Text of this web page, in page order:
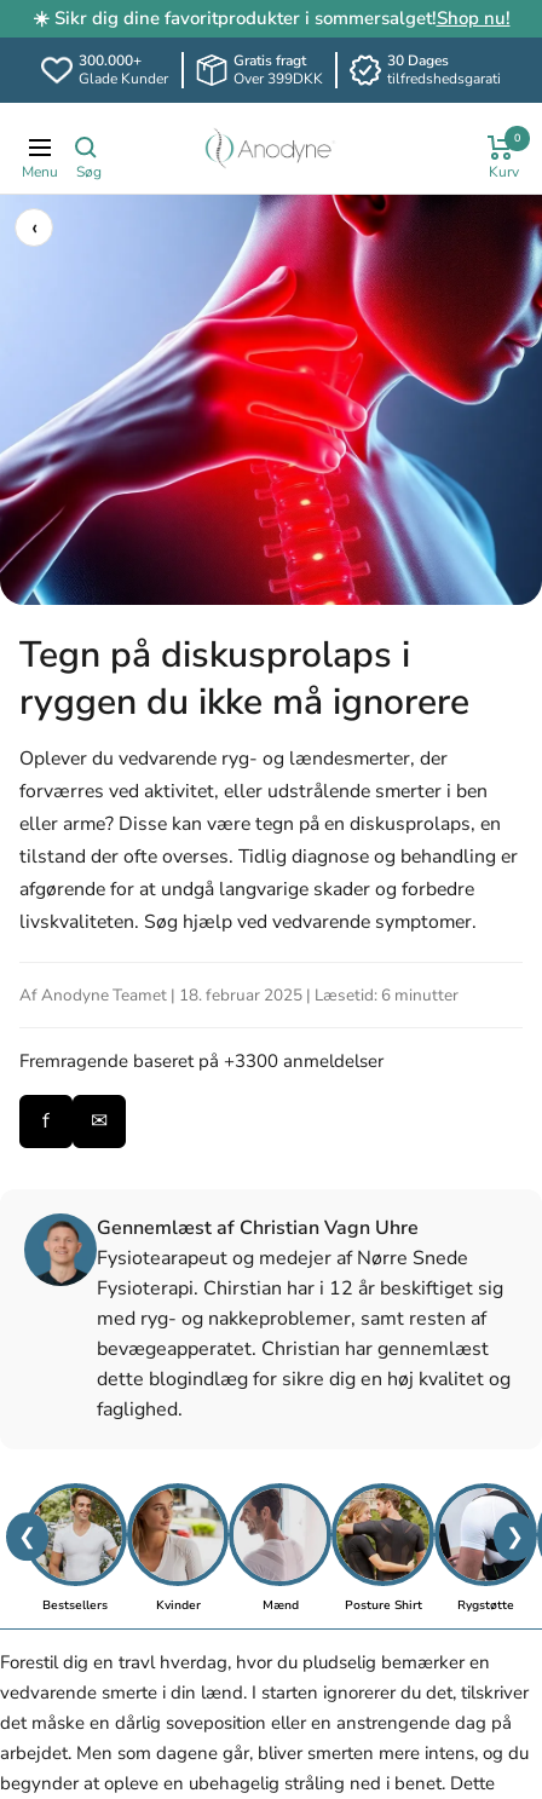
☀️ Sikr dig dine favoritprodukter i sommersalget!Shop nu!
300.000+
Glade Kunder
Gratis fragt
Over 399DKK
30 Dages
tilfredshedsgarati
indhold
Translation
missing:
da.header.general.navigation
Anodyne.dk 0
‹
Tegn på diskusprolaps i
ryggen du ikke må ignorere
Oplever du vedvarende ryg- og lændesmerter, der
forværres ved aktivitet, eller udstrålende smerter i ben
eller arme? Disse kan være tegn på en diskusprolaps, en
tilstand der ofte overses. Tidlig diagnose og behandling er
afgørende for at undgå langvarige skader og forbedre
livskvaliteten. Søg hjælp ved vedvarende symptomer.
Af Anodyne Teamet | 18. februar 2025 | Læsetid: 6 minutter
Fremragende baseret på +3300 anmeldelser
f ✉
Gennemlæst af Christian Vagn Uhre
Fysiotearapeut og medejer af Nørre Snede
Fysioterapi. Chirstian har i 12 år beskiftiget sig
med ryg- og nakkeproblemer, samt resten af
bevægeapperatet. Christian har gennemlæst
dette blogindlæg for sikre dig en høj kvalitet og
faglighed.
❮ ❯
Bestsellers Kvinder Mænd Posture Shirt Rygstøtte
Forestil dig en travl hverdag, hvor du pludselig bemærker en
vedvarende smerte i din lænd. I starten ignorerer du det, tilskriver
det måske en dårlig soveposition eller en anstrengende dag på
arbejdet. Men som dagene går, bliver smerten mere intens, og du
begynder at opleve en ubehagelig stråling ned i benet. Dette